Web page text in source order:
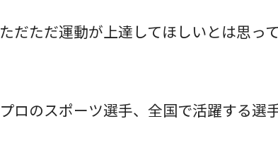
ただただ運動が上達してほしいとは思って
プロのスポーツ選手、全国で活躍する選